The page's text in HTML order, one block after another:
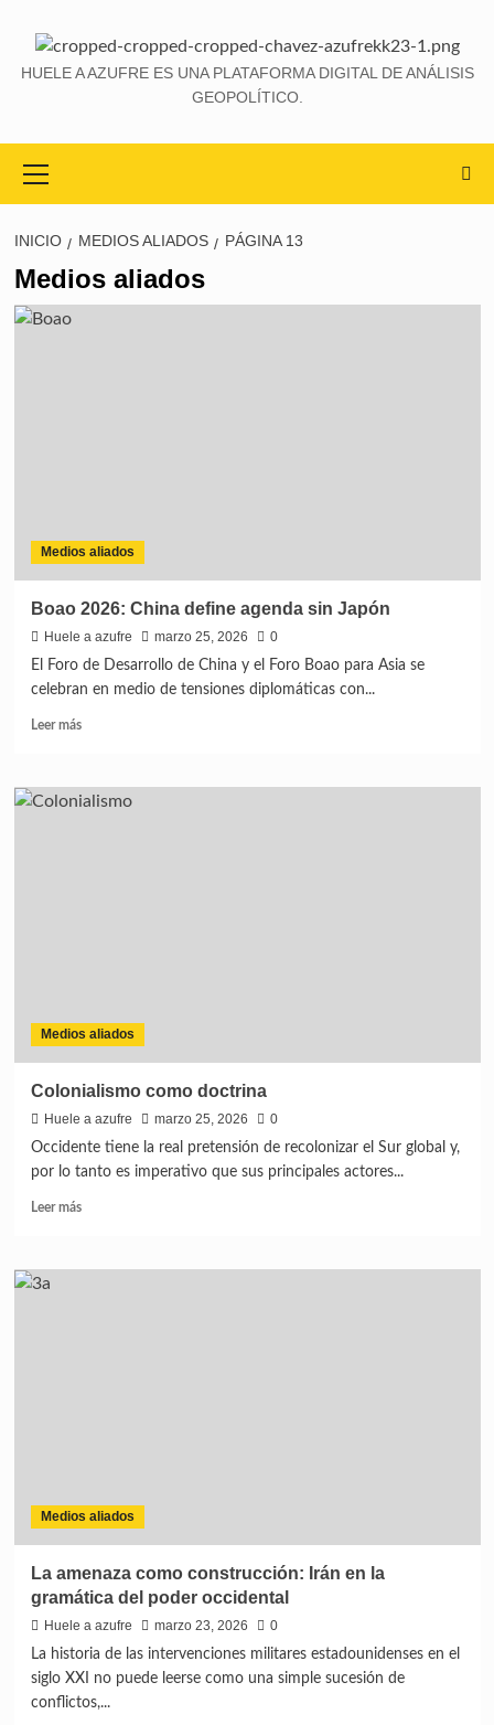
HUELE A AZUFRE ES UNA PLATAFORMA DIGITAL DE ANÁLISIS
GEOPOLÍTICO.
INICIO MEDIOS ALIADOS PÁGINA 13
Medios aliados
Medios aliados
Boao 2026: China define agenda sin Japón
Huele a azufre marzo 25, 2026
0
El Foro de Desarrollo de China y el Foro Boao para Asia se
celebran en medio de tensiones diplomáticas con...
Leer más
Medios aliados
Colonialismo como doctrina
Huele a azufre marzo 25, 2026
0
Occidente tiene la real pretensión de recolonizar el Sur global y,
por lo tanto es imperativo que sus principales actores...
Leer más
Medios aliados
La amenaza como construcción: Irán en la
gramática del poder occidental
Huele a azufre marzo 23, 2026
0
La historia de las intervenciones militares estadounidenses en el
siglo XXI no puede leerse como una simple sucesión de
conflictos,...